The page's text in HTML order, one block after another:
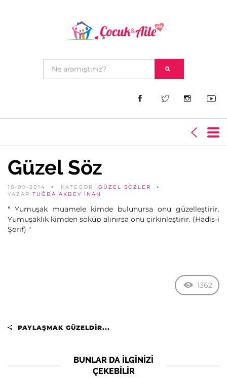
Güzel Söz
18-09-2014 KATEGORİ GÜZEL SÖZLER
YAZAR TUĞBA AKBEY İNAN
" Yumuşak muamele kimde bulunursa onu güzelleştirir.
Yumuşaklık kimden söküp alınırsa onu çirkinleştirir. (Hadis-i
Şerif) "
1362
PAYLAŞMAK GÜZELDIR...
BUNLAR DA ILGINIZI
ÇEKEBILIR